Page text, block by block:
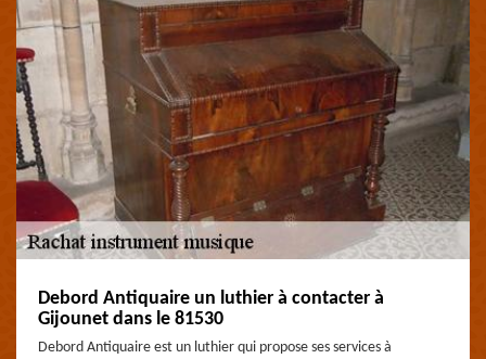
Debord Antiquaire un luthier à contacter à
Gijounet dans le 81530
Debord Antiquaire est un luthier qui propose ses services à